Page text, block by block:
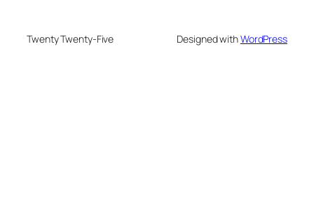
Twenty Twenty-Five Designed withWordPress